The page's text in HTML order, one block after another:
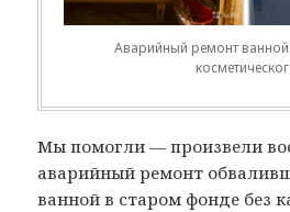
Аварийный ремонт ванной
Мы помогли — произвели
аварийный ремонт
ванной в старом фонде без